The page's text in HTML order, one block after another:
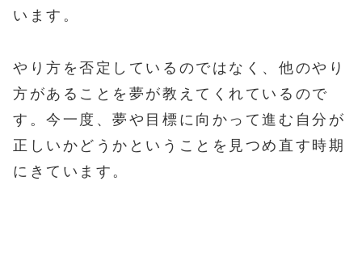
います。
やり方を否定しているのではなく、他のやり
方があることを夢が教えてくれているので
す。今一度、夢や目標に向かって進む自分が
正しいかどうかということを見つめ直す時期
にきています。